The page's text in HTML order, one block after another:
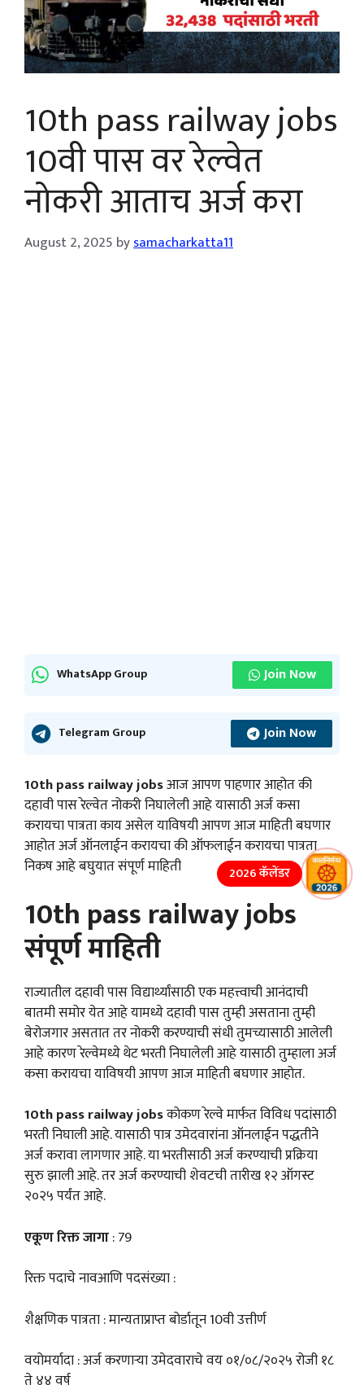
10th pass railway jobs
10वी पास वर रेल्वेत
नोकरी आताच अर्ज करा
August 2, 2025 bysamacharkatta11
WhatsApp Group Join Now
Telegram Group Join Now
10th pass railway jobsआज आपण पाहणार आहोत की
दहावी पास रेल्वेत नोकरी निघालेली आहे यासाठी अर्ज कसा
करायचा पात्रता काय असेल याविषयी आपण आज माहिती बघणार
आहोत अर्ज ऑनलाईन करायचा की ऑफलाईन करायचा पात्रता
निकष आहे बघुयात संपूर्ण माहिती
10th pass railway jobs
संपूर्ण माहिती
राज्यातील दहावी पास विद्यार्थ्यांसाठी एक महत्त्वाची आनंदाची
बातमी समोर येत आहे यामध्ये दहावी पास तुम्ही असताना तुम्ही
बेरोजगार असतात तर नोकरी करण्याची संधी तुमच्यासाठी आलेली
आहे कारण रेल्वेमध्ये थेट भरती निघालेली आहे यासाठी तुम्हाला अर्ज
कसा करायचा याविषयी आपण आज माहिती बघणार आहोत.
10th pass railway jobsकोकण रेल्वे मार्फत विविध पदांसाठी
भरती निघाली आहे. यासाठी पात्र उमेदवारांना ऑनलाईन पद्धतीने
अर्ज करावा लागणार आहे. या भरतीसाठी अर्ज करण्याची प्रक्रिया
सुरु झाली आहे. तर अर्ज करण्याची शेवटची तारीख १२ ऑगस्ट
२०२५ पर्यंत आहे.
एकूण रिक्त जागा: 79
रिक्त पदाचे नावआणि पदसंख्या :
शैक्षणिक पात्रता : मान्यताप्राप्त बोर्डातून 10वी उत्तीर्ण
वयोमर्यादा : अर्ज करणाऱ्या उमेदवाराचे वय ०१/०८/२०२५ रोजी १८
2026 कॅलेंडर